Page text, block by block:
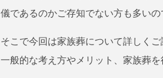
儀であるのかご存知でない方も多いの
そこで今回は家族葬について詳しくご
一般的な考え方やメリット、家族葬